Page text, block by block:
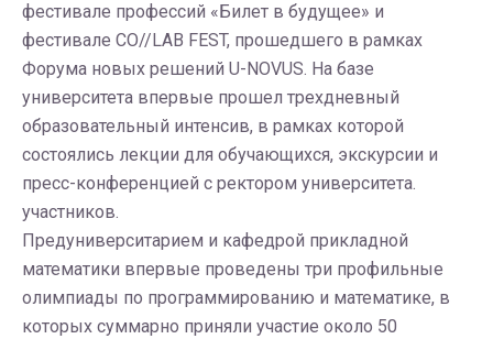
фестивале профессий «Билет в будущее» и
фестивале CO//LAB FEST, прошедшего в рамках
Форума новых решений U-NOVUS. На базе
университета впервые прошел трехдневный
образовательный интенсив, в рамках которой
состоялись лекции для обучающихся, экскурсии и
пресс-конференцией с ректором университета.
участников.
Предуниверситарием и кафедрой прикладной
математики впервые проведены три профильные
олимпиады по программированию и математике, в
которых суммарно приняли участие около 50